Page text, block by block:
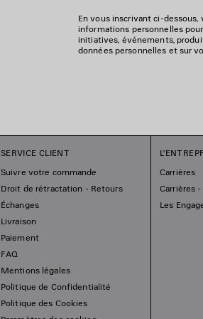
En vous inscrivant ci-
informations personnelles
initiatives, événements,
données personnelles et sur
SERVICE CLIENT
Suivre votre commande
Droit de rétractation - Retours
Échanges
Livraison
Paiement
FAQ
Mentions légales
Politique de Confidentialité
Politique des Cookies
Carrières
Carrières
Les